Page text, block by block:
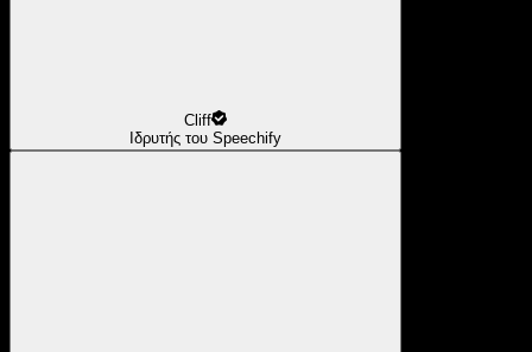
Cliff
Ιδρυτής του Speechify